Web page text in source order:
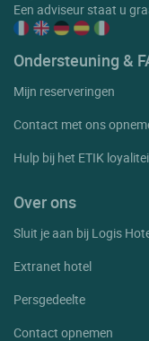
Een adviseur staat u
Ondersteuning &
Mijn reserveringen
Contact met ons
Hulp bij het ETIK
Over ons
Sluit je aan bij Logis
Extranet hotel
Persgedeelte
Contact opnemen